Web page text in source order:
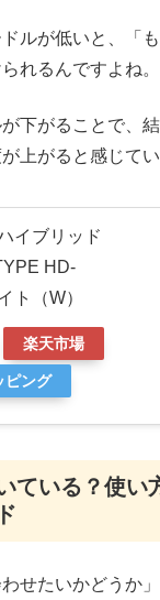
ルが低いと、「
れるんですよね。
下がることで、
上がると感じてい
イブリッド
HD-
ト（W）
楽天市場
ピング
ている？使い
わせたいかどうか